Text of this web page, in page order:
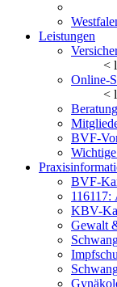
Leistungen
<
Online-
<
Beratung
BVF-
BVF-
116117:
KBV-
Gewalt